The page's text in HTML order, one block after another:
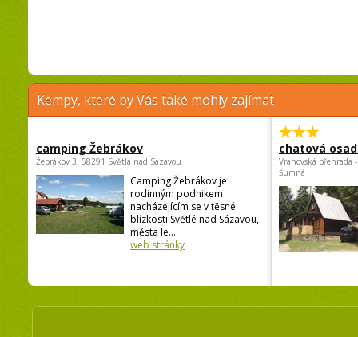
Kempy, které by Vás také mohly zajímat
camping Žebrákov
Žebrákov 3, 58291 Světlá nad Sázavou
Camping Žebrákov je
rodinným podnikem
nacházejícím se v těsné
blízkosti Světlé nad Sázavou,
města le...
web stránky
chatová
Vranovská přehrada
Šumná